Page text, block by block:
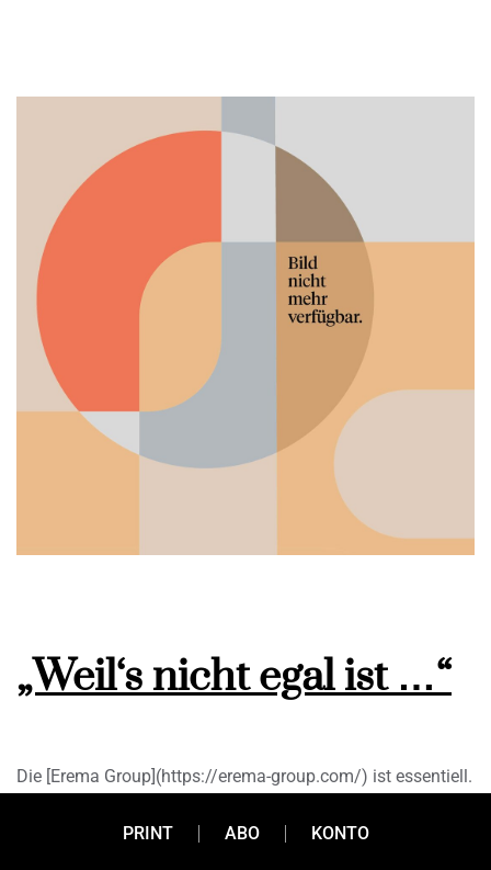
„Weil‘s nicht egal ist …“
Die [Erema Group](https://erema-group.com/) ist essentiell.
technologischen Weiterentwicklungen durch Erema, ein
PRINT ABO KONTO